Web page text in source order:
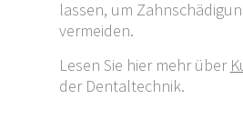
lassen, um
vermeiden.
Lesen Sie hier mehr über
der Dentaltechnik.